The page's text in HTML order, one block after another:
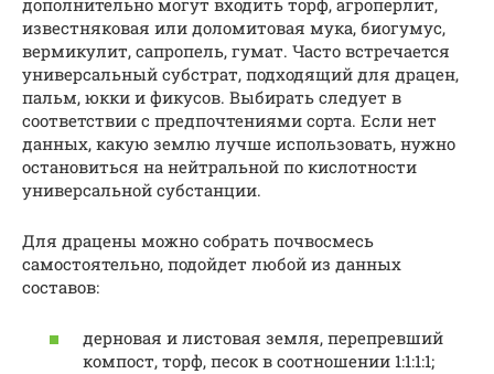
известняковая или доломитовая мука, биогумус,
вермикулит, сапропель, гумат. Часто встречается
универсальный субстрат, подходящий для драцен,
пальм, юкки и фикусов. Выбирать следует в
соответствии с предпочтениями сорта. Если нет
данных, какую землю лучше использовать, нужно
остановиться на нейтральной по кислотности
универсальной субстанции.
Для драцены можно собрать почвосмесь
самостоятельно, подойдет любой из данных
составов:
дерновая и листовая земля, перепревший
компост, торф, песок в соотношении 1:1:1:1;